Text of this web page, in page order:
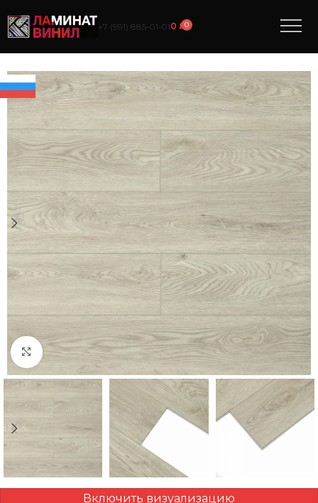
+7 (991) 885‑01‑010₽0
Нажмите, чтобы увеличить
Включить визуализацию